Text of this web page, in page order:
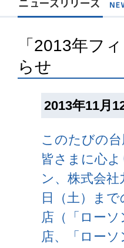
「2013年フ
らせ
2013年11月
このたびの
皆さまに心
ン、株式会
日（土）ま
店（「ロー
店、「ロー